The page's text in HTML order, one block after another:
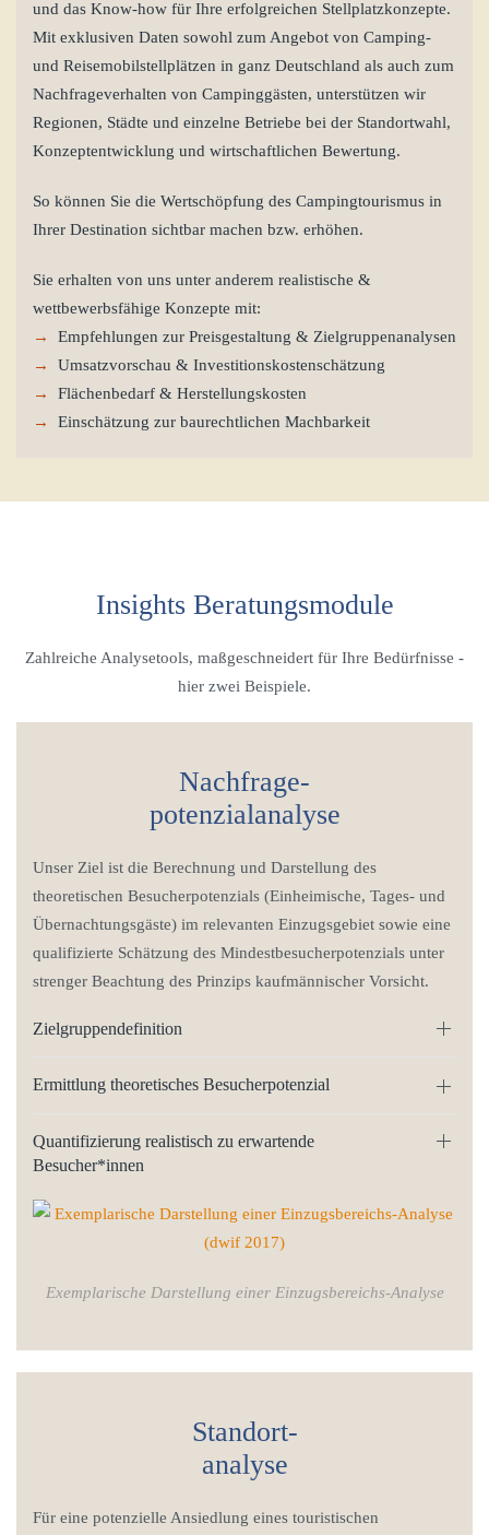
und das Know-how für Ihre erfolgreichen Stellplatzkonzepte.
Mit exklusiven Daten sowohl zum Angebot von Camping-
und Reisemobilstellplätzen in ganz Deutschland als auch zum
Nachfrageverhalten von Campinggästen, unterstützen wir
Regionen, Städte und einzelne Betriebe bei der Standortwahl,
Konzeptentwicklung und wirtschaftlichen Bewertung.
So können Sie die Wertschöpfung des Campingtourismus in
Ihrer Destination sichtbar machen bzw. erhöhen.
Sie erhalten von uns unter anderem realistische &
wettbewerbsfähige Konzepte mit:
→
Empfehlungen zur Preisgestaltung & Zielgruppenanalysen
→
Umsatzvorschau & Investitionskostenschätzung
→
Flächenbedarf & Herstellungskosten
→
Einschätzung zur baurechtlichen Machbarkeit
Insights Beratungsmodule
Zahlreiche Analysetools, maßgeschneidert für Ihre Bedürfnisse -
hier zwei Beispiele.
Nachfrage-
potenzialanalyse
Unser Ziel ist die Berechnung und Darstellung des
theoretischen Besucherpotenzials (Einheimische, Tages- und
Übernachtungsgäste) im relevanten Einzugsgebiet sowie eine
qualifizierte Schätzung des Mindestbesucherpotenzials unter
strenger Beachtung des Prinzips kaufmännischer Vorsicht.
Zielgruppendefinition
Ermittlung theoretisches Besucherpotenzial
Quantifizierung realistisch zu erwartende
Besucher*innen
Exemplarische Darstellung einer Einzugsbereichs-Analyse
Standort-
analyse
Für eine potenzielle Ansiedlung eines touristischen